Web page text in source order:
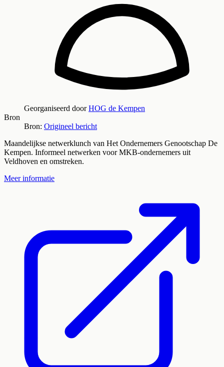
Georganiseerd door HOG de Kempen
Bron
Bron: Origineel bericht
Maandelijkse netwerklunch van Het Ondernemers Genootschap De
Kempen. Informeel netwerken voor MKB-ondernemers uit
Veldhoven en omstreken.
Meer informatie